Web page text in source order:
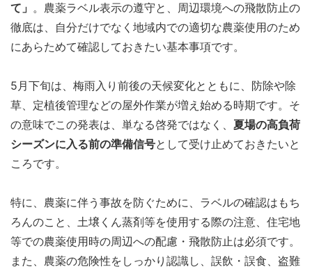
て」 。農薬ラベル表示の遵守と、周辺環境への飛散防止の
徹底は、自分だけでなく地域内での適切な農薬使用のため
にあらためて確認しておきたい基本事項です。
5月下旬は、梅雨入り前後の天候変化とともに、防除や除
草、定植後管理などの屋外作業が増え始める時期です。そ
の意味でこの発表は、単なる啓発ではなく、 夏場の高負荷
シーズンに入る前の準備信号として受け止めておきたいと
ころです。
特に、農薬に伴う事故を防ぐために、ラベルの確認はもち
ろんのこと、土壌くん蒸剤等を使用する際の注意、住宅地
等での農薬使用時の周辺への配慮・飛散防止は必須です。
また、農薬の危険性をしっかり認識し、誤飲・誤食、盗難